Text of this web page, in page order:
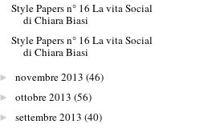
Style Papers n° 16 La vita Social
di Chiara Biasi
Style Papers n° 16 La vita Social
di Chiara Biasi
► novembre 2013 (46)
► ottobre 2013 (56)
► settembre 2013 (40)